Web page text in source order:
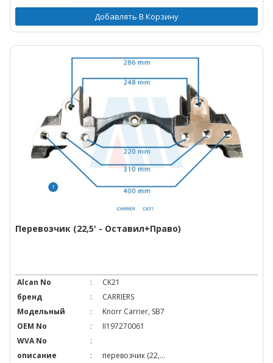
Добавлять В Корзину
Перевозчик (22,5' - Оставил+право)
Alcan No :
CK21
бренд
:
CARRIERS
Модельный
:
Knorr Carrier, SB7
OEM No
:
II197270061
WVA No
:
описание
: перевозчик (22,...